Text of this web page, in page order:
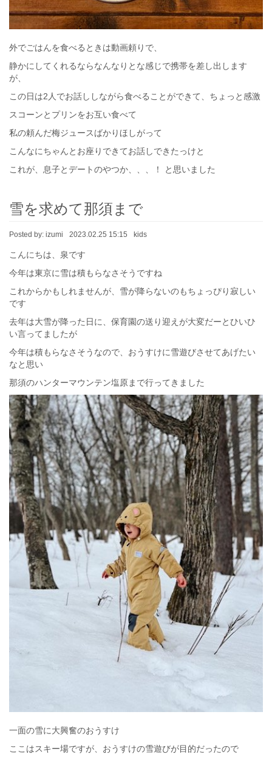
外でごはんを食べるときは動画頼りで、
静かにしてくれるならなんなりとな感じで携帯を差し出します
が、
この日は2人でお話ししながら食べることができて、ちょっと感激
スコーンとプリンをお互い食べて
私の頼んだ梅ジュースばかりほしがって
こんなにちゃんとお座りできてお話しできたっけと
これが、息子とデートのやつか、、、！ と思いました
雪を求めて那須まで
Posted by: izumi 2023.02.25 15:15 kids
こんにちは、泉です
今年は東京に雪は積もらなさそうですね
これからかもしれませんが、雪が降らないのもちょっぴり寂しい
です
去年は大雪が降った日に、保育園の送り迎えが大変だーとひいひ
い言ってましたが
今年は積もらなさそうなので、おうすけに雪遊びさせてあげたい
なと思い
那須のハンターマウンテン塩原まで行ってきました
一面の雪に大興奮のおうすけ
ここはスキー場ですが、おうすけの雪遊びが目的だったので